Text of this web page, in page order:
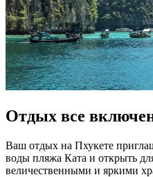
Отдых все
Ваш отдых на Пхукете
воды пляжа Ката и открыть
величественными и яркими